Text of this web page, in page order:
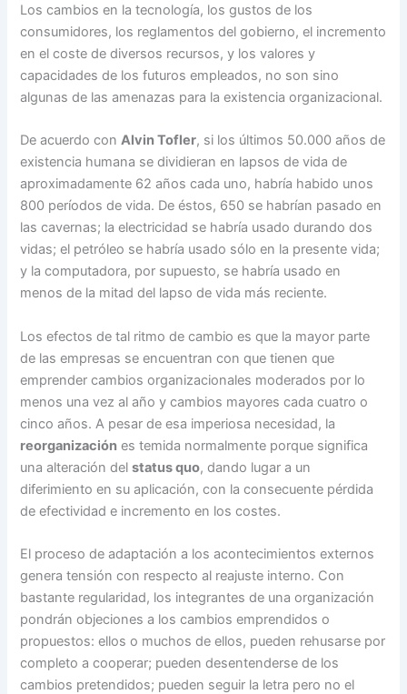
Los cambios en la tecnología, los gustos de los
consumidores, los reglamentos del gobierno, el incremento
en el coste de diversos recursos, y los valores y
capacidades de los futuros empleados, no son sino
algunas de las amenazas para la existencia organizacional.
De acuerdo conAlvin Tofler, si los últimos 50.000 años de
existencia humana se dividieran en lapsos de vida de
aproximadamente 62 años cada uno, habría habido unos
800 períodos de vida. De éstos, 650 se habrían pasado en
las cavernas; la electricidad se habría usado durando dos
vidas; el petróleo se habría usado sólo en la presente vida;
y la computadora, por supuesto, se habría usado en
menos de la mitad del lapso de vida más reciente.
Los efectos de tal ritmo de cambio es que la mayor parte
de las empresas se encuentran con que tienen que
emprender cambios organizacionales moderados por lo
menos una vez al año y cambios mayores cada cuatro o
cinco años. A pesar de esa imperiosa necesidad, la
reorganización es temida normalmente porque significa
una alteración delstatus quo, dando lugar a un
diferimiento en su aplicación, con la consecuente pérdida
de efectividad e incremento en los costes.
El proceso de adaptación a los acontecimientos externos
genera tensión con respecto al reajuste interno. Con
bastante regularidad, los integrantes de una organización
pondrán objeciones a los cambios emprendidos o
propuestos: ellos o muchos de ellos, pueden rehusarse por
completo a cooperar; pueden desentenderse de los
cambios pretendidos; pueden seguir la letra pero no el